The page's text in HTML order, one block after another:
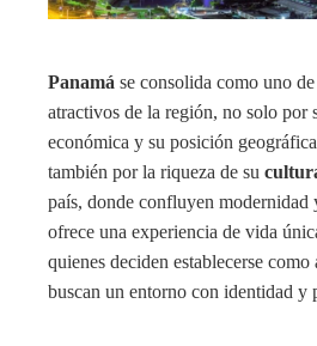
Panamá se consolida como uno
atractivos de la región, no solo por
económica y su posición
también por la riqueza de su
país, donde confluyen modernidad
ofrece una experiencia de vida
quienes deciden establecerse
buscan un entorno con identidad y